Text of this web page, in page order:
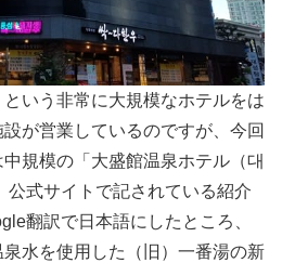
いう非常に大規模なホテルをは
が営業しているのですが、今回
規模の「大盛館温泉ホテル（대
公式サイトで記されている紹介
翻訳で日本語にしたところ、
泉水を使用した（旧）一番湯の新